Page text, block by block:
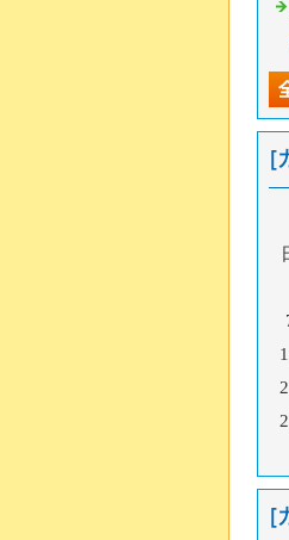
[
[